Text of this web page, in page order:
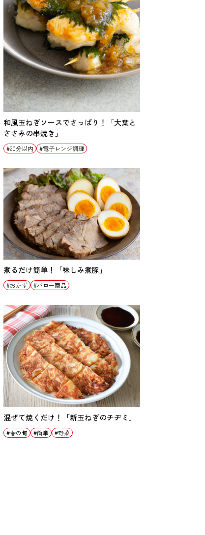
和風玉ねぎソースでさっぱり！「大葉と
ささみの串焼き」
20分以内 電子レンジ調理
煮るだけ簡単！「味しみ煮豚」
おかず バロー商品
混ぜて焼くだけ！「新玉ねぎのチヂミ」
春の旬 簡単 野菜